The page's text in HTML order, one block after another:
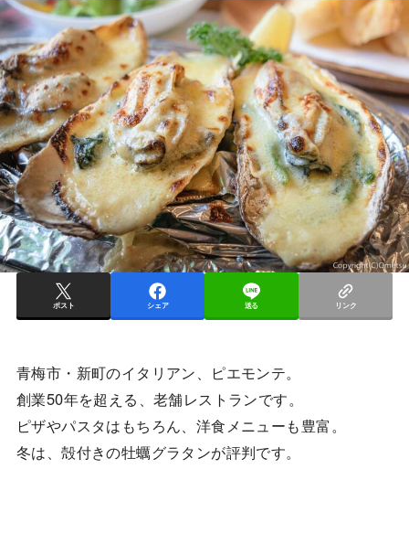
ポスト シェア 送る リンク
青梅市・新町のイタリアン、ピエモンテ。
創業50年を超える、老舗レストランです。
ピザやパスタはもちろん、洋食メニューも豊富。
冬は、殻付きの牡蠣グラタンが評判です。